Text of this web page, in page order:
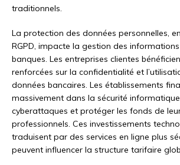
traditionnels.
La protection des données personnelles,
RGPD, impacte la gestion des
banques. Les entreprises clientes
renforcées sur la confidentialité et
données bancaires. Les établissements
massivement dans la sécurité
cyberattaques et protéger les fonds de
professionnels. Ces investissements
traduisent par des services en ligne plus
peuvent influencer la structure tarifaire